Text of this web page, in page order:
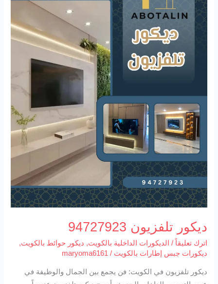
ديكور تلفزيون 94727923
اترك تعليقاً / الديكورات الداخلية بالكويت, ديكور حوائط بالكويت,
ديكورات جبس إطارات بالكويت /
maryoma6161
ديكور تلفزيون في الكويت: فن يجمع بين الجمال والوظيفة في